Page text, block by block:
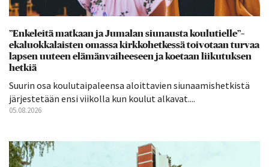
”Enkeleitä matkaan ja Jumalan siunausta koulutielle”–
ekaluokkalaisten omassa kirkkohetkessä toivotaan turvaa
lapsen uuteen elämänvaiheeseen ja koetaan liikutuksen
hetkiä
Suurin osa koulutaipaleensa aloittavien siunaamishetkistä
järjestetään ensi viikolla kun koulut alkavat....
05.08.2026